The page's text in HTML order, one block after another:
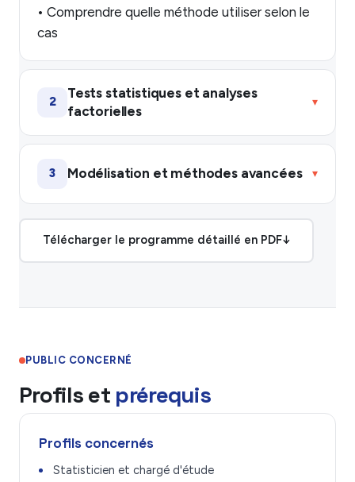
• Comprendre quelle méthode utiliser selon le
cas
2
Tests statistiques et analyses
factorielles
▾
3 Modélisation et méthodes avancées ▾
Télécharger le programme détaillé en PDF↓
PUBLIC CONCERNÉ
Profils et prérequis
Profils concernés
Statisticien et chargé d'étude